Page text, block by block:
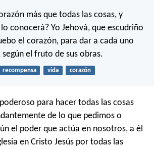
más que todas las cosas, y
conocerá? Yo Jehová, que escudriño
el corazón, para dar a cada uno
según el fruto de sus obras.
recompensa vida corazón
para hacer todas las cosas
de lo que pedimos o
el poder que actúa en nosotros, a él
en Cristo Jesús por todas las